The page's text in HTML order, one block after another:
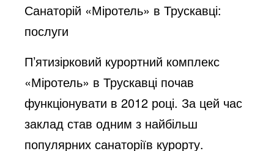
Санаторій «Міротель» в Трускавці:
послуги
П’ятизірковий курортний комплекс
«Міротель» в Трускавці почав
функціонувати в 2012 році. За цей час
заклад став одним з найбільш
популярних санаторіїв курорту.